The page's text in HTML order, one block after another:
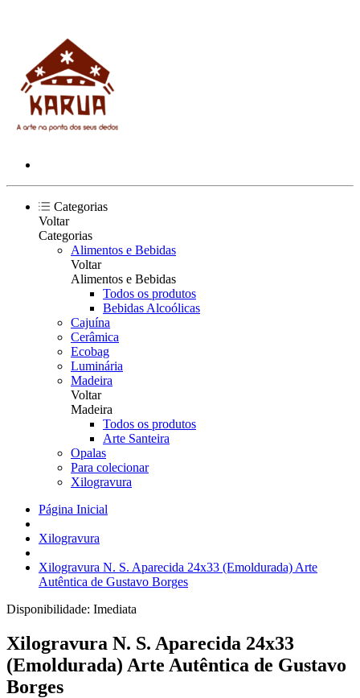
Categorias
Voltar
Categorias
Alimentos e Bebidas
Voltar
Alimentos e Bebidas
Todos os produtos
Bebidas Alcoólicas
Cajuína
Cerâmica
Ecobag
Luminária
Madeira
Voltar
Madeira
Todos os produtos
Arte Santeira
Opalas
Para colecionar
Xilogravura
Página Inicial
Xilogravura
Xilogravura N. S. Aparecida 24x33 (Emoldurada) Arte
Autêntica de Gustavo Borges
Disponibilidade: Imediata
Xilogravura N. S. Aparecida 24x33
(Emoldurada) Arte Autêntica de Gustavo
Borges